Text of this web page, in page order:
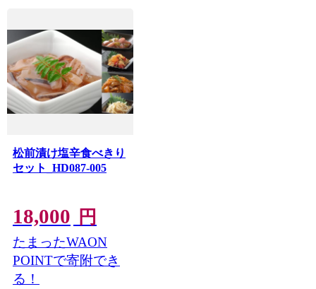
松前漬け塩辛食べきり
セット_HD087-005
18,000 円
たまったWAON
POINTで寄附でき
る！